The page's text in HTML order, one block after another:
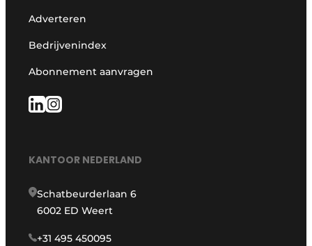
Adverteren
Bedrijvenindex
Abonnement aanvragen
KANTOOR NEDERLAND
Schatbeurderlaan 6
6002 ED Weert
+31 495 450095